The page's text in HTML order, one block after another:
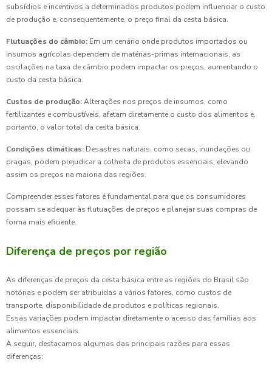
subsídios e incentivos a determinados produtos podem influenciar o custo
de produção e, consequentemente, o preço final da cesta básica.
Flutuações do câmbio: Em um cenário onde produtos importados ou
insumos agrícolas dependem de matérias-primas internacionais, as
oscilações na taxa de câmbio podem impactar os preços, aumentando o
custo da cesta básica.
Custos de produção:Alterações nos preços de insumos, como
fertilizantes e combustíveis, afetam diretamente o custo dos alimentos e,
portanto, o valor total da cesta básica.
Condições climáticas: Desastres naturais, como secas, inundações ou
pragas, podem prejudicar a colheita de produtos essenciais, elevando
assim os preços na maioria das regiões.
Compreender esses fatores é fundamental para que os consumidores
possam se adequar às flutuações de preços e planejar suas compras de
forma mais eficiente.
Diferença de preços por região
As diferenças de preços da cesta básica entre as regiões do Brasil são
notórias e podem ser atribuídas a vários fatores, como custos de
transporte, disponibilidade de produtos e políticas regionais.
Essas variações podem impactar diretamente o acesso das famílias aos
alimentos essenciais.
A seguir, destacamos algumas das principais razões para essas
diferenças: